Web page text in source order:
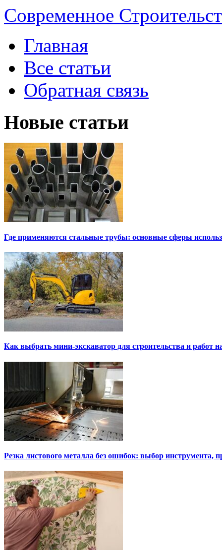
Современное
Главная
Все статьи
Обратная связь
Новые статьи
Где применяются стальные трубы: основные сферы
Как выбрать мини-экскаватор для строительства и работ
Резка листового металла без ошибок: выбор инструмента,